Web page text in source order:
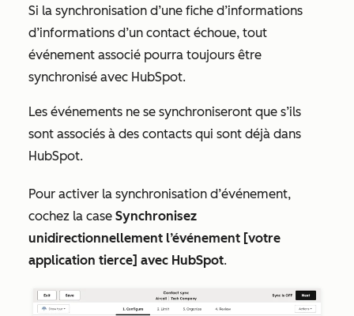
Si la synchronisation d’une fiche d’informations
d’informations d’un contact échoue, tout
événement associé pourra toujours être
synchronisé avec HubSpot.
Les événements ne se synchroniseront que s’ils
sont associés à des contacts qui sont déjà dans
HubSpot.
Pour activer la synchronisation d’événement,
cochez la case Synchronisez
unidirectionnellement l’événement [votre
application tierce] avec HubSpot.